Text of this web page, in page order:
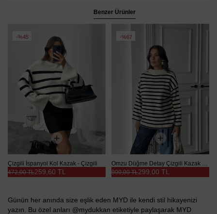
Benzer Ürünler
%45
Çizgili İspanyol Kol Kazak - Çizgili
259,60 TL
472,00 TL
%67
Omzu Düğme Detay Çizgili Kazak - Beyaz
299,00 TL
900,00 TL
Günün her anında size eşlik eden MYD ile kendi stil hikayenizi
yazın. Bu özel anları @mydukkan etiketiyle paylaşarak MYD